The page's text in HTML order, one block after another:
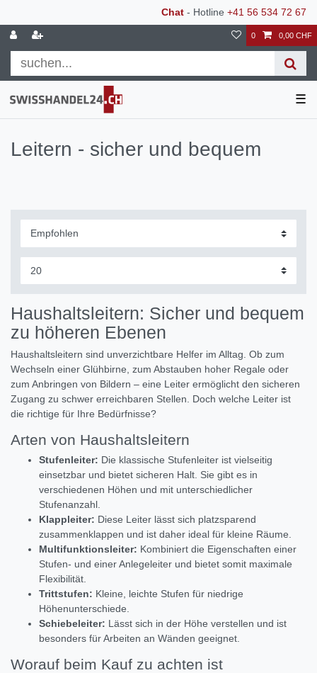
Chat - Hotline +41 56 534 72 67
0 0,00 CHF
☰
Leitern - sicher und bequem
Haushaltsleitern: Sicher und bequem
zu höheren Ebenen
Haushaltsleitern sind unverzichtbare Helfer im Alltag. Ob zum
Wechseln einer Glühbirne, zum Abstauben hoher Regale oder
zum Anbringen von Bildern – eine Leiter ermöglicht den sicheren
Zugang zu schwer erreichbaren Stellen. Doch welche Leiter ist
die richtige für Ihre Bedürfnisse?
Arten von Haushaltsleitern
Stufenleiter: Die klassische Stufenleiter ist vielseitig
einsetzbar und bietet sicheren Halt. Sie gibt es in
verschiedenen Höhen und mit unterschiedlicher
Stufenanzahl.
Klappleiter: Diese Leiter lässt sich platzsparend
zusammenklappen und ist daher ideal für kleine Räume.
Multifunktionsleiter: Kombiniert die Eigenschaften einer
Stufen- und einer Anlegeleiter und bietet somit maximale
Flexibilität.
Trittstufen: Kleine, leichte Stufen für niedrige
Höhenunterschiede.
Schiebeleiter: Lässt sich in der Höhe verstellen und ist
besonders für Arbeiten an Wänden geeignet.
Worauf beim Kauf zu achten ist